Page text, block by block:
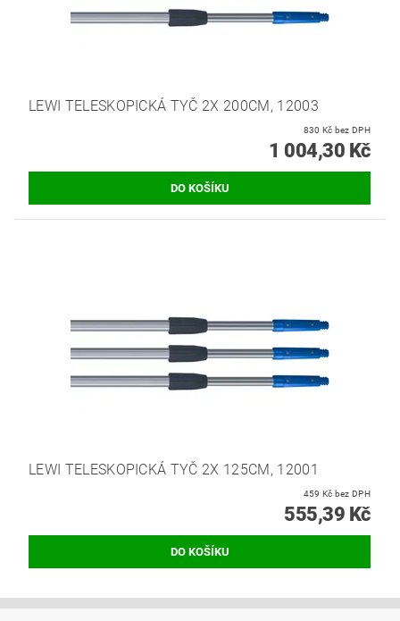
LEWI TELESKOPICKÁ TYČ 2X 200CM, 12003
830 Kč bez DPH
1 004,30 Kč
LEWI TELESKOPICKÁ TYČ 2X 125CM, 12001
459 Kč bez DPH
555,39 Kč